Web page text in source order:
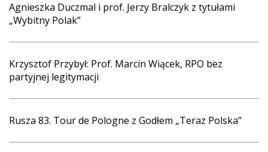
Agnieszka Duczmal i prof. Jerzy Bralczyk z tytułami
„Wybitny Polak”
Krzysztof Przybył: Prof. Marcin Wiącek, RPO bez
partyjnej legitymacji
Rusza 83. Tour de Pologne z Godłem „Teraz Polska”